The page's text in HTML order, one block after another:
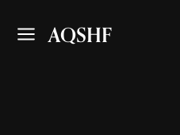
AQSHF